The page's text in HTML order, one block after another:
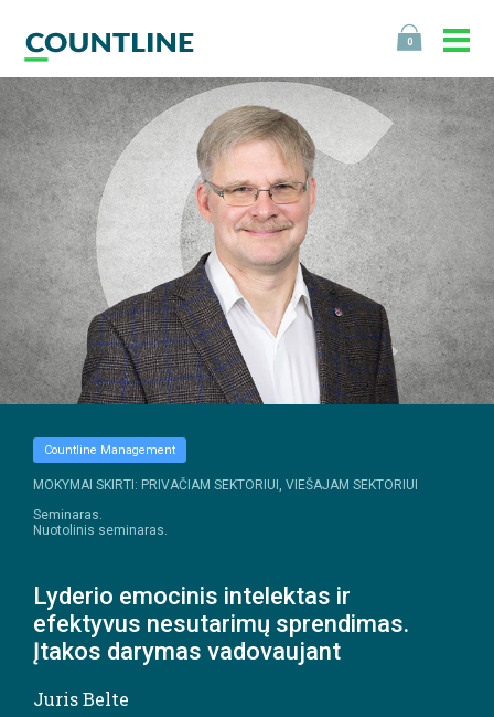
0
Countline Management
MOKYMAI SKIRTI: PRIVAČIAM SEKTORIUI, VIEŠAJAM SEKTORIUI
Seminaras.
Nuotolinis seminaras.
Lyderio emocinis intelektas ir
efektyvus nesutarimų sprendimas.
Įtakos darymas vadovaujant
Juris Belte